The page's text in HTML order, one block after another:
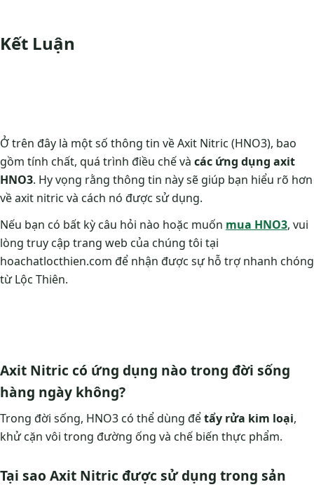
Kết Luận
Ở trên đây là một số thông tin về Axit Nitric (HNO3), bao
gồm tính chất, quá trình điều chế và các ứng dụng axit
HNO3. Hy vọng rằng thông tin này sẽ giúp bạn hiểu rõ hơn
về axit nitric và cách nó được sử dụng.
Nếu bạn có bất kỳ câu hỏi nào hoặc muốn mua HNO3, vui
lòng truy cập trang web của chúng tôi tại
hoachatlocthien.com để nhận được sự hỗ trợ nhanh chóng
từ Lộc Thiên.
Axit Nitric có ứng dụng nào trong đời sống
hàng ngày không?
Trong đời sống, HNO3 có thể dùng đểtẩy rửa kim loại,
khử cặn vôi trong đường ống và chế biến thực phẩm.
Tại sao Axit Nitric được sử dụng trong sản